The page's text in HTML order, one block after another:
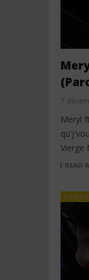
7
Meryl
Vierge
READ
LYRICS